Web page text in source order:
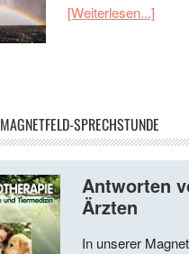
[Weiterlesen...]
MAGNETFELD-SPRECHSTUNDE
Antworten
Ärzten
In unserer